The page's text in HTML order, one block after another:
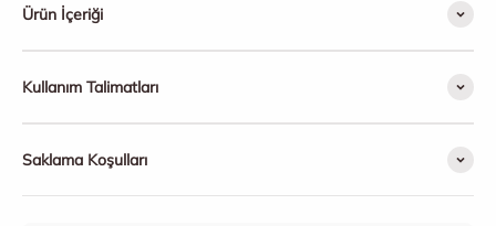
Ürün İçeriği
Kullanım Talimatları
Saklama Koşulları